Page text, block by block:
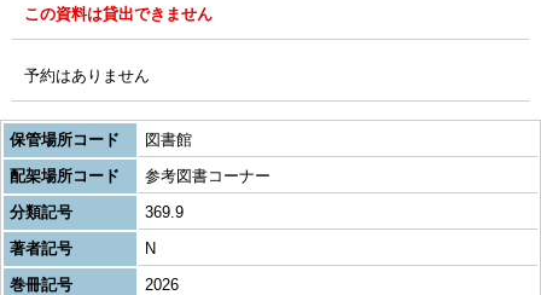
この資料は貸出できません
予約はありません
保管場所コード
図書館
配架場所コード
参考図書コーナー
分類記号
369.9
著者記号
N
巻冊記号
2026